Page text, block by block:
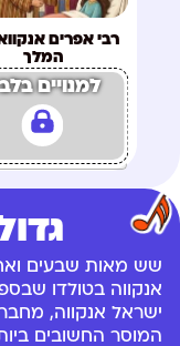
רבי אפרים
המלך
למנויים
שש מאות שבעים
אנקווה בטולדו
ישראל אנקווה,
המוסר החשובים